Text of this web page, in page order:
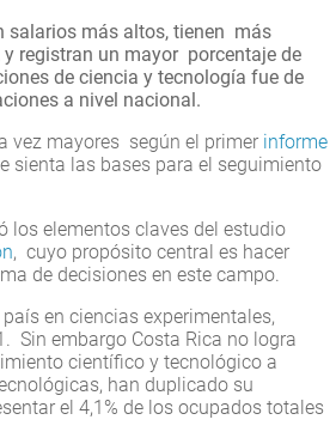
salarios más altos, tienen más
registran un mayor porcentaje de
de ciencia y tecnología fue de
a nivel nacional.
vez mayores según el primer informe
sienta las bases para el seguimiento
los elementos claves del estudio
, cuyo propósito central es hacer
de decisiones en este campo.
en ciencias experimentales,
Sin embargo Costa Rica no logra
científico y tecnológico a
han duplicado su
el 4,1% de los ocupados totales